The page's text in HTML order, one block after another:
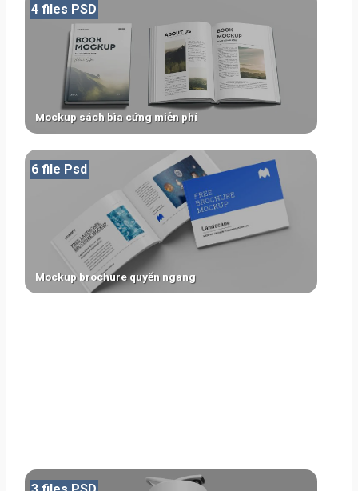
Mockup sách bìa cứng miễn phí
4 files PSD
Mockup brochure quyển ngang
6 file Psd